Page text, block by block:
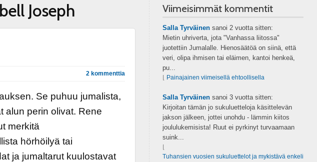
Joseph
2 kommenttia
Se puhuu jumalista,
alun perin olivat. Rene
merkitä
hörhöilyä tai
ja jumaltarut kuulostavat
Viimeisimmät kommentit
Salla Tyrväinensanoi 2 vuotta sitten:
Mietin uhriverta, jota "Vanhassa liitossa"
juotettiin Jumalalle. Hienosäätöä on siinä, että
veri, olipa ihmisen tai eläimen, kantoi henkeä,
pu...
Painajainen viimeisellä ehtoollisella
Salla Tyrväinensanoi 3 vuotta sitten:
Kirjoitan tämän jo sukuluetteloja käsittelevän
jakson jälkeen, jottei unohdu - lämmin kiitos
joululukemisista! Ruut ei pyrkinyt turvaamaan
suink...
Tuhansien vuosien sukuluettelot ja mykistävä enkeli